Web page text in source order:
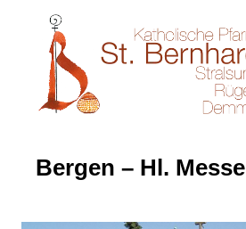
Bergen – Hl. Messe